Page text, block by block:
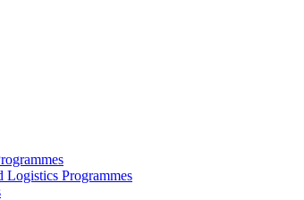
Logistics Programmes